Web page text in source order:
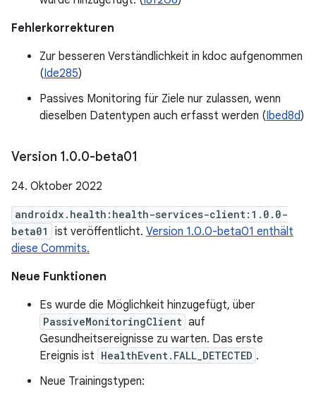
Fehlerkorrekturen
Zur besseren Verständlichkeit in kdoc aufgenommen
(Ide285)
Passives Monitoring für Ziele nur zulassen, wenn
dieselben Datentypen auch erfasst werden (Ibed8d)
Version 1.0.0-beta01
24. Oktober 2022
androidx.health:health-services-client:1.0.0-
beta01
ist veröffentlicht. Version 1.0.0-beta01 enthält
diese Commits.
Neue Funktionen
Es wurde die Möglichkeit hinzugefügt, über
PassiveMonitoringClient auf
Gesundheitsereignisse zu warten. Das erste
Ereignis ist HealthEvent.FALL_DETECTED .
Neue Trainingstypen: